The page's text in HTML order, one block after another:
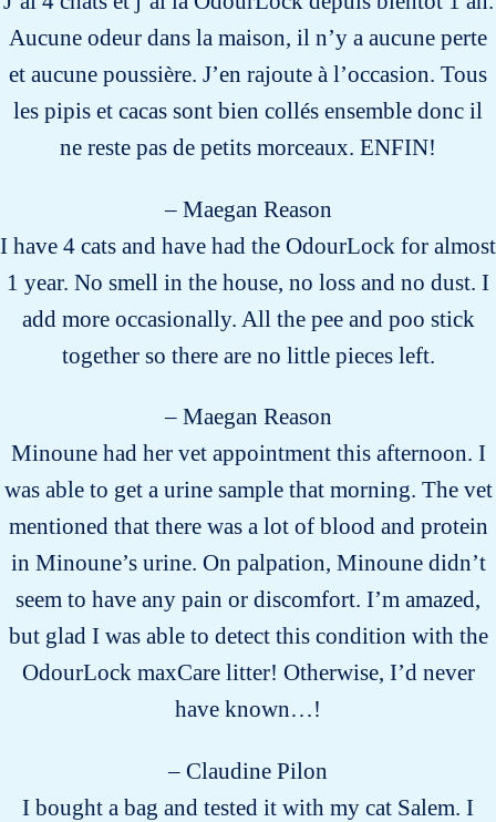
Aucune odeur dans la maison, il n’y a aucune perte
et aucune poussière. J’en rajoute à l’occasion. Tous
les pipis et cacas sont bien collés ensemble donc il
ne reste pas de petits morceaux. ENFIN!
– Maegan Reason
I have 4 cats and have had the OdourLock for almost
1 year. No smell in the house, no loss and no dust. I
add more occasionally. All the pee and poo stick
together so there are no little pieces left.
– Maegan Reason
Minoune had her vet appointment this afternoon. I
was able to get a urine sample that morning. The vet
mentioned that there was a lot of blood and protein
in Minoune’s urine. On palpation, Minoune didn’t
seem to have any pain or discomfort. I’m amazed,
but glad I was able to detect this condition with the
OdourLock maxCare litter! Otherwise, I’d never
have known…!
– Claudine Pilon
I bought a bag and tested it with my cat Salem. I